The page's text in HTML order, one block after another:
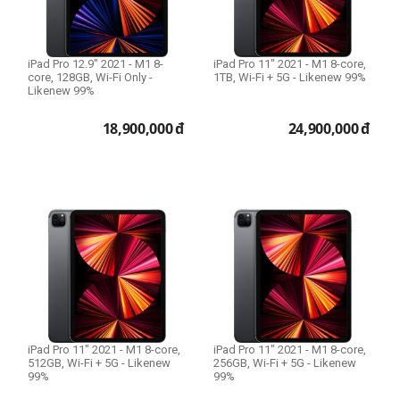
Wi-Fi + 4G LTE
Wi-Fi + 5G
iPhone 11 Pro Max
iPhone 12
iPhone 12 Pro
iPhone 12 Pro Max
iPhone 13
iPhone 13 Pro
iPhone 13 Pro Max
iPad Pro 12.9" 2021 - M1 8-
core, 128GB, Wi-Fi Only -
Likenew 99%
18,900,000đ
iPad Pro 11" 2021 - M1 8-core,
1TB, Wi-Fi + 5G - Likenew 99%
24,900,000đ
iPad Pro 11" 2021 - M1 8-core,
512GB, Wi-Fi + 5G - Likenew
99%
iPad Pro 11" 2021 - M1 8-core,
256GB, Wi-Fi + 5G - Likenew
99%